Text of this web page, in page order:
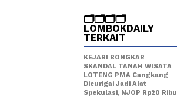
🗂️🗂️🗂️🗂️
LOMBOKDAILY
TERKAIT
KEJARI BONGKAR
SKANDAL TANAH WISATA
LOTENG PMA Cangkang
Dicurigai Jadi Alat
Spekulasi, NJOP Rp20 Ribu